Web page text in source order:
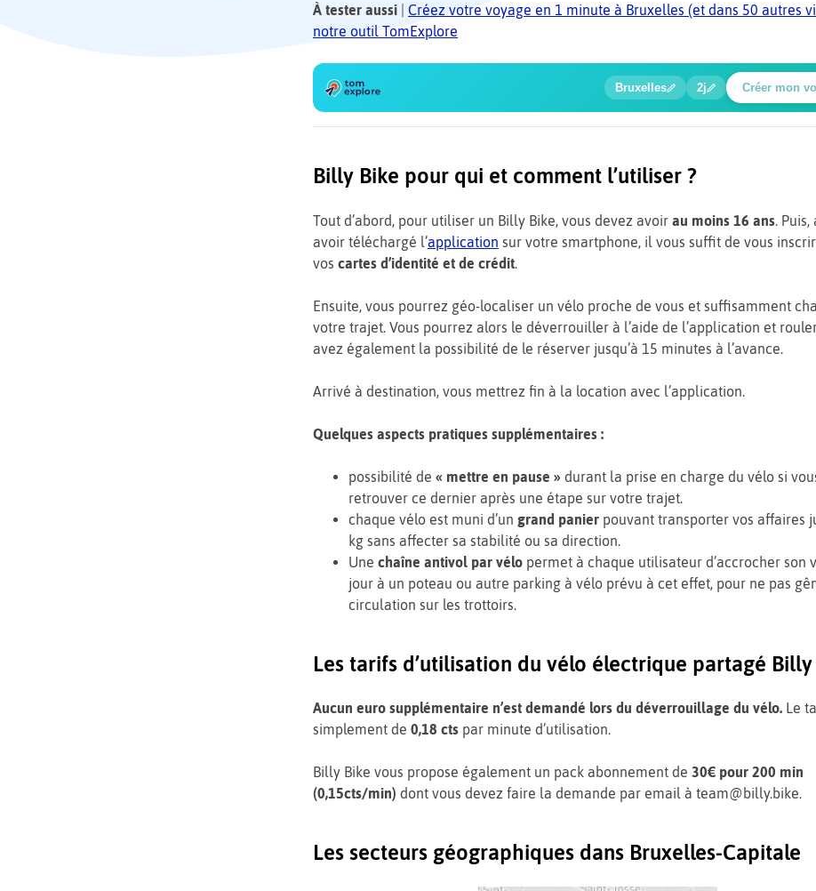
À tester aussi
Créez votre voyage en 1 minute à Bruxelles (et dans 50 autres
notre outil TomExplore
🔍
🔍
🔍
🔍
🍲
Baladi
Bruxelles 2j Créer mon
Billy Bike pour qui et comment l’utiliser ?
Tout d’abord, pour utiliser un Billy Bike, vous devez avoir au moins 16 ans .
avoir téléchargé l’application sur votre smartphone, il vous suffit de vous
vos cartes d’identité et de crédit
Ensuite, vous pourrez géo-localiser un vélo proche de vous et suffisamment
votre trajet. Vous pourrez alors le déverrouiller à l’aide de l’application et
avez également la possibilité de le réserver jusqu’à 15 minutes à l’avance.
Arrivé à destination, vous mettrez fin à la location avec l’application.
Quelques aspects pratiques supplémentaires :
possibilité de « mettre en pause » durant la prise en charge du vélo si
retrouver ce dernier après une étape sur votre trajet.
chaque vélo est muni d’un grand panier pouvant transporter vos affaires
kg sans affecter sa stabilité ou sa direction.
Une chaîne antivol par vélo permet à chaque utilisateur d’accrocher son
jour à un poteau ou autre parking à vélo prévu à cet effet, pour ne pas
circulation sur les trottoirs.
Les tarifs d’utilisation du vélo électrique partagé Billy
Aucun euro supplémentaire n’est demandé lors du déverrouillage du vélo. Le
simplement de 0,18 cts par minute d’utilisation.
Billy Bike vous propose également un pack abonnement de 30€ pour 200 min
(0,15cts/min) dont vous devez faire la demande par email à team@billy.bike.
Les secteurs géographiques dans Bruxelles-Capitale